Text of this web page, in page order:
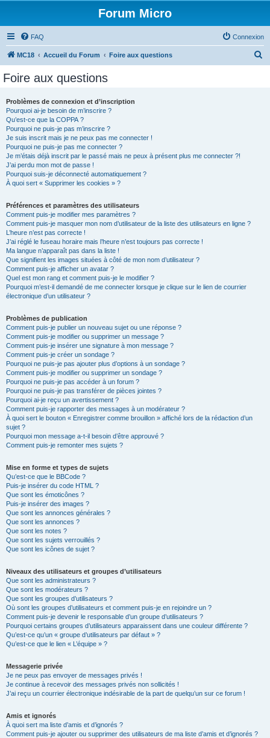
Forum Micro
FAQ Connexion
MC18 Accueil du Forum Foire aux questions
Foire aux questions
Problèmes de connexion et d’inscription
Pourquoi ai-je besoin de m’inscrire ?
Qu’est-ce que la COPPA ?
Pourquoi ne puis-je pas m’inscrire ?
Je suis inscrit mais je ne peux pas me connecter !
Pourquoi ne puis-je pas me connecter ?
Je m’étais déjà inscrit par le passé mais ne peux à présent plus me connecter ?!
J’ai perdu mon mot de passe !
Pourquoi suis-je déconnecté automatiquement ?
À quoi sert « Supprimer les cookies » ?
Préférences et paramètres des utilisateurs
Comment puis-je modifier mes paramètres ?
Comment puis-je masquer mon nom d’utilisateur de la liste des utilisateurs en ligne ?
L’heure n’est pas correcte !
J’ai réglé le fuseau horaire mais l’heure n’est toujours pas correcte !
Ma langue n’apparaît pas dans la liste !
Que signifient les images situées à côté de mon nom d’utilisateur ?
Comment puis-je afficher un avatar ?
Quel est mon rang et comment puis-je le modifier ?
Pourquoi m’est-il demandé de me connecter lorsque je clique sur le lien de courrier
électronique d’un utilisateur ?
Problèmes de publication
Comment puis-je publier un nouveau sujet ou une réponse ?
Comment puis-je modifier ou supprimer un message ?
Comment puis-je insérer une signature à mon message ?
Comment puis-je créer un sondage ?
Pourquoi ne puis-je pas ajouter plus d’options à un sondage ?
Comment puis-je modifier ou supprimer un sondage ?
Pourquoi ne puis-je pas accéder à un forum ?
Pourquoi ne puis-je pas transférer de pièces jointes ?
Pourquoi ai-je reçu un avertissement ?
Comment puis-je rapporter des messages à un modérateur ?
À quoi sert le bouton « Enregistrer comme brouillon » affiché lors de la rédaction d’un
sujet ?
Pourquoi mon message a-t-il besoin d’être approuvé ?
Comment puis-je remonter mes sujets ?
Mise en forme et types de sujets
Qu’est-ce que le BBCode ?
Puis-je insérer du code HTML ?
Que sont les émoticônes ?
Puis-je insérer des images ?
Que sont les annonces générales ?
Que sont les annonces ?
Que sont les notes ?
Que sont les sujets verrouillés ?
Que sont les icônes de sujet ?
Niveaux des utilisateurs et groupes d’utilisateurs
Que sont les administrateurs ?
Que sont les modérateurs ?
Que sont les groupes d’utilisateurs ?
Où sont les groupes d’utilisateurs et comment puis-je en rejoindre un ?
Comment puis-je devenir le responsable d’un groupe d’utilisateurs ?
Pourquoi certains groupes d’utilisateurs apparaissent dans une couleur différente ?
Qu’est-ce qu’un « groupe d’utilisateurs par défaut » ?
Qu’est-ce que le lien « L’équipe » ?
Messagerie privée
Je ne peux pas envoyer de messages privés !
Je continue à recevoir des messages privés non sollicités !
J’ai reçu un courrier électronique indésirable de la part de quelqu’un sur ce forum !
Amis et ignorés
À quoi sert ma liste d’amis et d’ignorés ?
Comment puis-je ajouter ou supprimer des utilisateurs de ma liste d’amis et d’ignorés ?